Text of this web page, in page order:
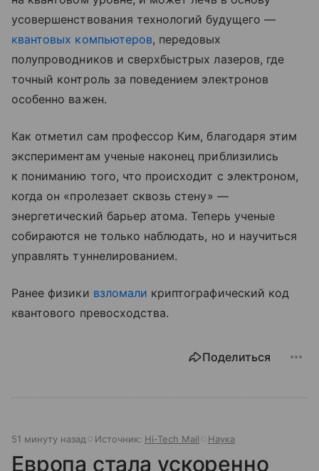
усовершенствования технологий будущего —
квантовых компьютеров, передовых
полупроводников и сверхбыстрых лазеров, где
точный контроль за поведением электронов
особенно важен.
Как отметил сам профессор Ким, благодаря этим
экспериментам ученые наконец приблизились
к пониманию того, что происходит с электроном,
когда он «пролезает сквозь стену» —
энергетический барьер атома. Теперь ученые
собираются не только наблюдать, но и научиться
управлять туннелированием.
Ранее физики взломали криптографический код
квантового превосходства.
Поделиться
51 минуту назад Источник: Hi-Tech Mail Наука
Европа стала ускоренно